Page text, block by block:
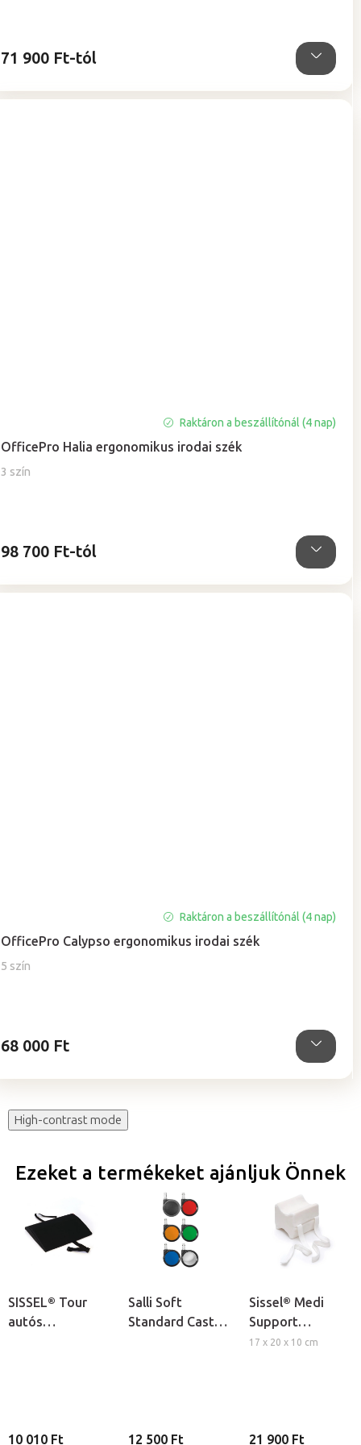
71 900 Ft-tól
OfficePro Halia ergonomikus irodai szék
3 szín
Raktáron a beszállítónál (4 nap)
98 700 Ft-tól
OfficePro Calypso ergonomikus irodai szék
5 szín
termék
átlagos
értékelése
Raktáron a beszállítónál (4 nap)
68 000 Ft
High-contrast mode
Ezeket a termékeket ajánljuk Önnek
SISSEL® Tour
autós
10 010 Ft
Salli Soft
Standard Castor
12 500 Ft
Sissel® Medi
Support
térdpárna
17 x 20 x 10 cm
21 900 Ft